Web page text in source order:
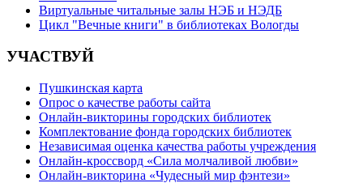
Виртуальные читальные залы НЭБ и НЭДБ
Цикл "Вечные книги" в библиотеках Вологды
УЧАСТВУЙ
Пушкинская карта
Опрос о качестве работы сайта
Онлайн-викторины городских библиотек
Комплектование фонда городских библиотек
Независимая оценка качества работы учреждения
Онлайн-кроссворд «Сила молчаливой любви»
Онлайн-викторина «Чудесный мир фэнтези»